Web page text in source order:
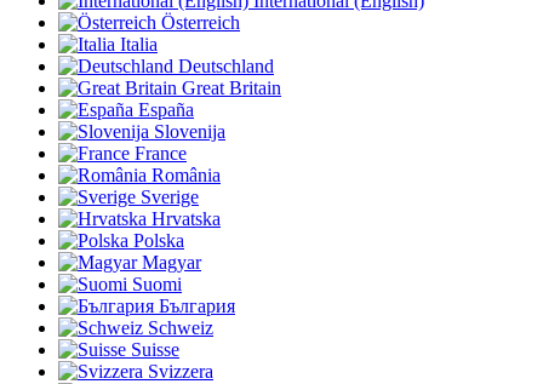
Österreich
Italia
Deutschland
Great Britain
España
Slovenija
France
România
Sverige
Hrvatska
Polska
Magyar
Suomi
България
Schweiz
Suisse
Svizzera